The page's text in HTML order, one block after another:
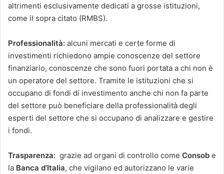
altrimenti esclusivamente dedicati a grosse istituzioni,
come il sopra citato (RMBS).
Professionalità: alcuni mercati e certe forme di
investimenti richiedono ampie conoscenze del settore
finanziario, conoscenze che sono fuori portata a chi non è
un operatore del settore. Tramite le istituzioni che si
occupano di fondi di investimento anche chi non fa parte
del settore può beneficiare della professionalità degli
esperti del settore che si occupano di analizzare e gestire
i fondi.
Trasparenza: grazie ad organi di controllo come Consob e
la Banca d’Italia, che vigilano ed autorizzano le varie